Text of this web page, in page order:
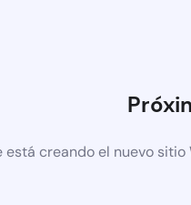
está creando el nuevo